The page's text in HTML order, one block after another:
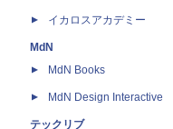
イカロスアカデミー
MdN
MdN Books
MdN Design Interactive
テックリブ